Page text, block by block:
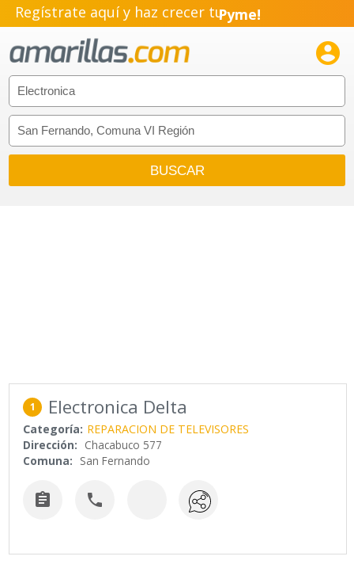
Regístrate aquí y haz crecer tuPyme!
Emprendimiento!

1 Electronica Delta
Categoría: REPARACION DE TELEVISORES
Dirección: Chacabuco 577
Comuna: San Fernando
 